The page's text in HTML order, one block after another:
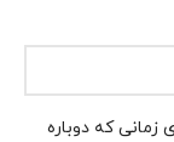
زمانی که دوباره